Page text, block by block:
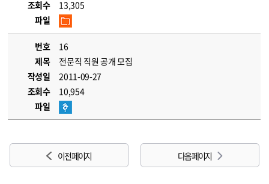
조회수
13,305
파일
번호
16
제목
전문직 직원 공개 모집
작성일
2011-09-27
조회수
10,954
파일
이전 페이지 다음 페이지